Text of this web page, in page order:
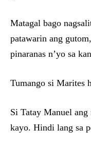
Matagal bago
patawarin ang
pinaranas n’yo sa
Tumango si Marites
Si Tatay Manuel ang
kayo. Hindi lang sa